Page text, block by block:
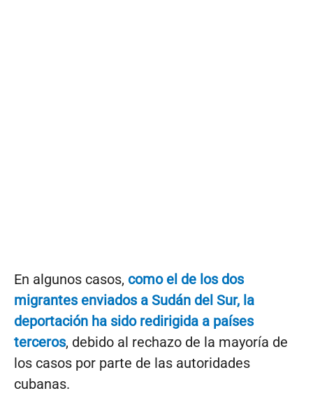
En algunos casos, como el de los dos
migrantes enviados a Sudán del Sur, la
deportación ha sido redirigida a países
terceros, debido al rechazo de la mayoría de
los casos por parte de las autoridades
cubanas.